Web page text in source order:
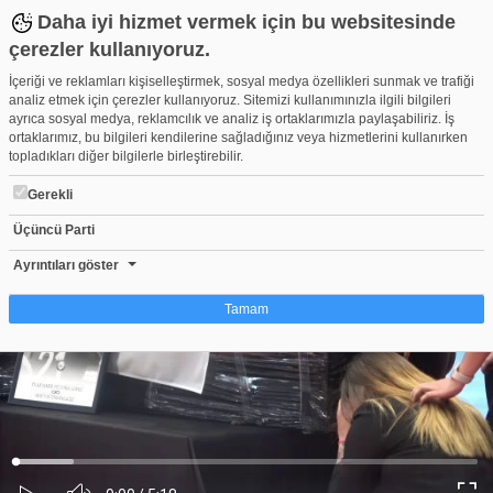
Daha iyi hizmet vermek için bu websitesinde
çerezler kullanıyoruz.
İçeriği ve reklamları kişiselleştirmek, sosyal medya özellikleri sunmak ve trafiği
analiz etmek için çerezler kullanıyoruz. Sitemizi kullanımınızla ilgili bilgileri
ayrıca sosyal medya, reklamcılık ve analiz iş ortaklarımızla paylaşabiliriz. İş
ortaklarımız, bu bilgileri kendilerine sağladığınız veya hizmetlerini kullanırken
topladıkları diğer bilgilerle birleştirebilir.
Gerekli
Üçüncü Parti
Ayrıntıları göster
Tamam
Çerez nedir?
Çerezler, web-sitelerinin, kullanıcıların deneyimlerini daha verimli hale getirmek
amacıyla kullandığı küçük metin dosyalarıdır. Yasalara göre, bu sitenin
işletilmesi için kesinlikle gerekli olan çerezleri cihazınıza yerleştirebiliyoruz.
Diğer çerez türleri için sizden izin almamız gerekiyor. Bu site farklı çerez türleri
kullanmaktadır. Bazı çerezler, sayfalarımızda yer alan üçüncü şahıs hizmetleri
tarafından yerleştirilir. İzniniz şu alanlar için geçerlidir: web.tv
Ses
Yüklendi:
Yükleniyor:
Bursa'da ölü bulunan Porto Rikolu voleybolcu hakkında flaş